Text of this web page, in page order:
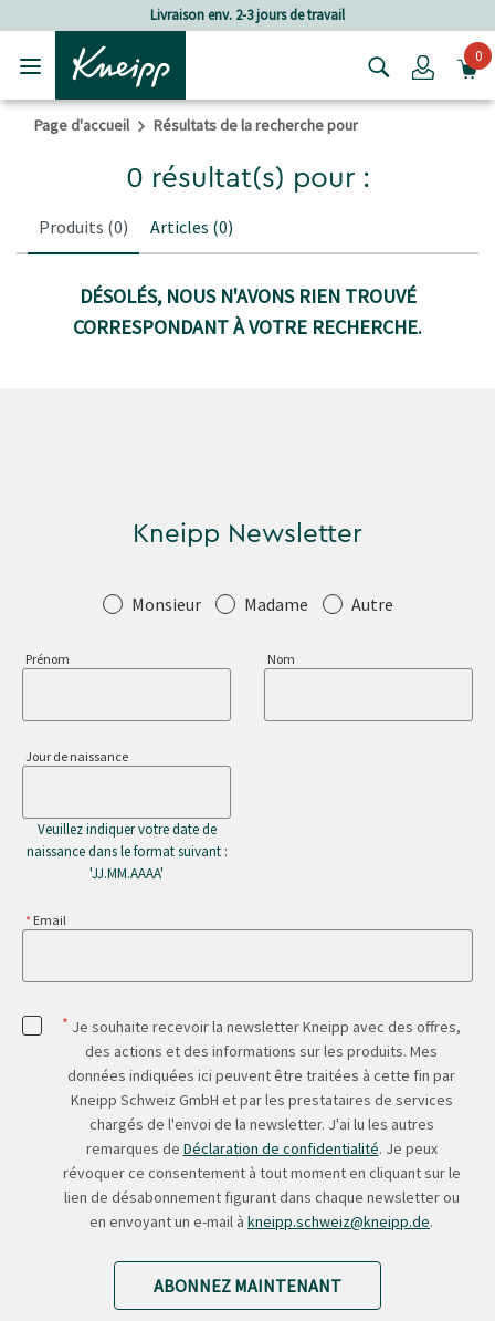
Passer au contenu principal
Passer au contenu du pied de page
Livraison env. 2-3 jours de travail
Login0
Page d'accueil Résultats de la recherche pour
0 résultat(s) pour :
Produits (0) Articles (0)
DÉSOLÉS, NOUS N'AVONS RIEN TROUVÉ
CORRESPONDANT À VOTRE RECHERCHE.
Kneipp Newsletter
SalutationMonsieur Madame Autre
Prénom Nom
Jour de naissance
Veuillez indiquer votre date de
naissance dans le format suivant :
'JJ.MM.AAAA'
Email
* Je souhaite recevoir la newsletter Kneipp avec des offres,
des actions et des informations sur les produits. Mes
données indiquées ici peuvent être traitées à cette fin par
Kneipp Schweiz GmbH et par les prestataires de services
chargés de l'envoi de la newsletter. J'ai lu les autres
remarques de Déclaration de confidentialité. Je peux
révoquer ce consentement à tout moment en cliquant sur le
lien de désabonnement figurant dans chaque newsletter ou
en envoyant un e-mail à kneipp.schweiz@kneipp.de.
ABONNEZ MAINTENANT